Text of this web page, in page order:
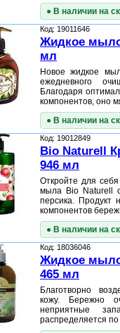
● В наличии на
Код: 19011646
Жидкое мыло
мл
Новое жидкое
ежедневного
Благодаря
компонентов, оно
● В наличии на
Код: 19012849
Bio Naturell
946 мл
Откройте для
мыла Bio Naturell
персика. Продукт
компонентов
● В наличии на
Код: 18036046
Жидкое
465 мл
Благотворно
кожу. Бережно
неприятные
распределяется